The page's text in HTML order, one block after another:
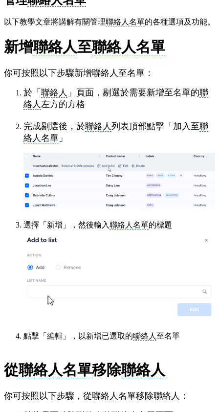
以下教學文章將講解有關管理聯絡人名單的各種選項及功能。
新增聯絡人至聯絡人名單
你可按照以下步驟新增聯絡人 至名單：
於「 聯絡人 」頁面，剔選於需要新增至名單的聯
絡人左方的方格
完成剔選後，於聯絡人列表頂部點擊「加入至聯
絡人名單 」
選擇「新增」，然後輸入聯絡人名單的標題
點擊「編輯」，以新增已選取的聯絡人 至名單
從聯絡人名單移除聯絡人
你可按照以下步驟，從聯絡人名單移除聯絡人 ：